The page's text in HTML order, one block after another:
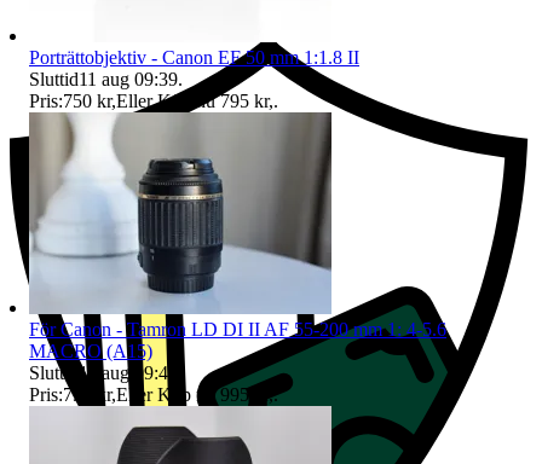
Porträttobjektiv - Canon EF 50 mm 1:1.8 II
Sluttid11 aug 09:39.
Pris:750 kr,Eller Köp nu 795 kr,.
För Canon - Tamron LD DI II AF 55-200 mm 1: 4-5.6
MACRO (A15)
Sluttid
11 aug 09:41
Pris:795 kr,Eller Köp nu 995 kr,.